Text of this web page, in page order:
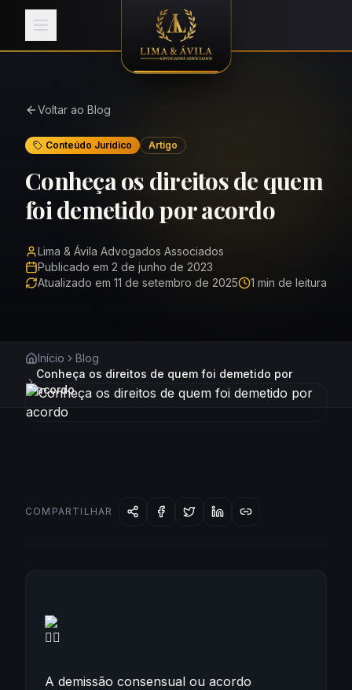
Página carregada: Advogado em Pelotas
Voltar ao Blog
Conteúdo Jurídico Artigo
Conheça os direitos de quem
foi demetido por acordo
Lima & Ávila Advogados Associados
Publicado em 2 de junho de 2023
Atualizado em 11 de setembro de 2025 1 min de leitura
Início
Blog
Conheça os direitos de quem foi demetido por
acordo
COMPARTILHAR
A demissão consensual ou acordo